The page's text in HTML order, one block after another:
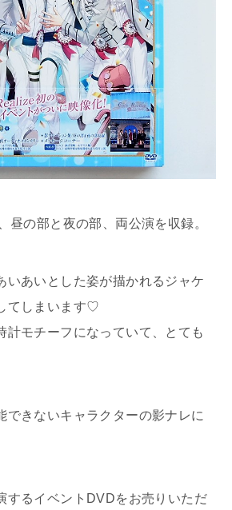
昼の部と夜の部、両公演を収録。
いあいとした姿が描かれるジャケ
てしまいます♡
計モチーフになっていて、とても
できないキャラクターの影ナレに
するイベントDVDをお売りいただ